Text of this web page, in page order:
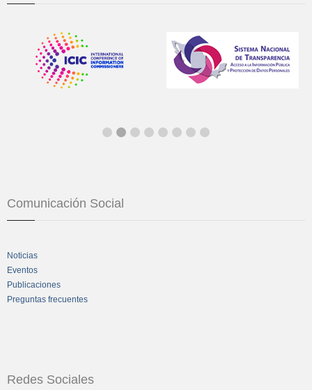
Comunicación Social
Noticias
Eventos
Publicaciones
Preguntas frecuentes
Redes Sociales